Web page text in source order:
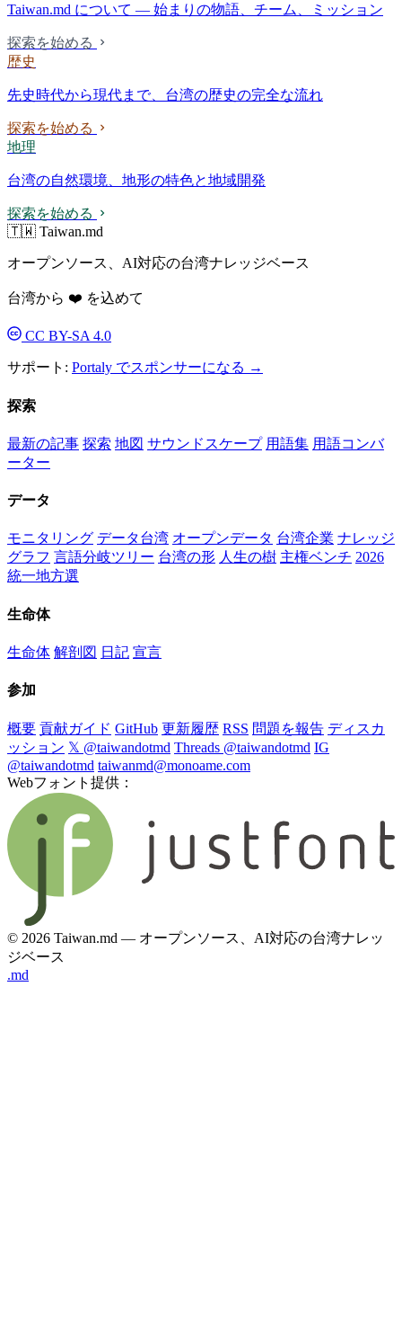
Taiwan.md について — 始まりの物語、チーム、ミッション
探索を始める
歴史
先史時代から現代まで、台湾の歴史の完全な流れ
探索を始める
地理
台湾の自然環境、地形の特色と地域開発
探索を始める
🇹🇼 Taiwan.md
オープンソース、AI対応の台湾ナレッジベース
台湾から ❤️ を込めて
CC BY-SA 4.0
サポート: Portaly でスポンサーになる →
探索
最新の記事 探索 地図 サウンドスケープ 用語集 用語コンバ
ーター
データ
モニタリング データ台湾 オープンデータ 台湾企業 ナレッジ
グラフ 言語分岐ツリー 台湾の形 人生の樹 主権ベンチ 2026
統一地方選
生命体
生命体 解剖図 日記 宣言
参加
概要 貢献ガイド GitHub 更新履歴 RSS 問題を報告 ディスカ
ッション 𝕏 @taiwandotmd Threads @taiwandotmd IG
@taiwandotmd taiwanmd@monoame.com
Webフォント提供：
© 2026 Taiwan.md — オープンソース、AI対応の台湾ナレッ
ジベース
.md